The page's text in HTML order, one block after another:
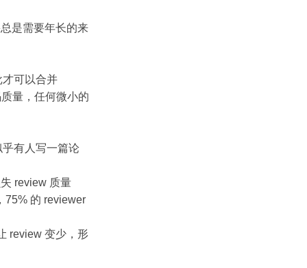
是需要年长的来
可以合并
量，任何微小的
有人写一篇论
review 质量
75% 的 reviewer
review 变少，形